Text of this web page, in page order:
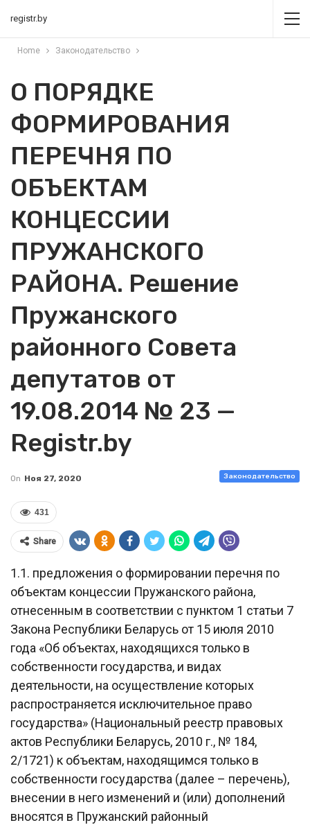
registr.by
Home Законодательство
О ПОРЯДКЕ
ФОРМИРОВАНИЯ
ПЕРЕЧНЯ ПО
ОБЪЕКТАМ
КОНЦЕССИИ
ПРУЖАНСКОГО
РАЙОНА. Решение
Пружанского
районного Совета
депутатов от
19.08.2014 № 23 —
Registr.by
Законодательство
On Ноя 27, 2020
431
Share
1.1. предложения о формировании перечня по
объектам концессии Пружанского района,
отнесенным в соответствии с пунктом 1 статьи 7
Закона Республики Беларусь от 15 июля 2010
года «Об объектах, находящихся только в
собственности государства, и видах
деятельности, на осуществление которых
распространяется исключительное право
государства» (Национальный реестр правовых
актов Республики Беларусь, 2010 г., № 184,
2/1721) к объектам, находящимся только в
собственности государства (далее – перечень),
внесении в него изменений и (или) дополнений
вносятся в Пружанский районный